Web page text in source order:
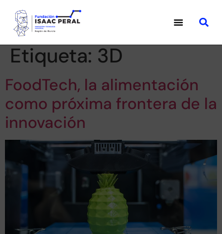
Etiqueta: 3D
FoodTech, la alimentación
como próxima frontera de la
innovación